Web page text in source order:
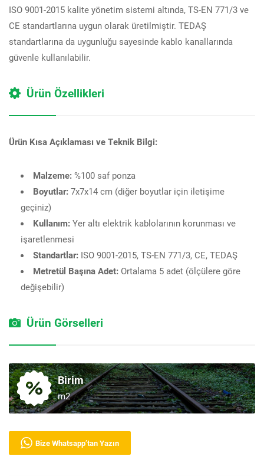
ISO 9001-2015 kalite yönetim sistemi altında, TS-EN 771/3 ve
CE standartlarına uygun olarak üretilmiştir. TEDAŞ
standartlarına da uygunluğu sayesinde kablo kanallarında
güvenle kullanılabilir.
Ürün Özellikleri
Ürün Kısa Açıklaması ve Teknik Bilgi:
Malzeme: %100 saf ponza
Boyutlar: 7x7x14 cm (diğer boyutlar için iletişime
geçiniz)
Kullanım: Yer altı elektrik kablolarının korunması ve
işaretlenmesi
Standartlar: ISO 9001-2015, TS-EN 771/3, CE, TEDAŞ
Metretül Başına Adet: Ortalama 5 adet (ölçülere göre
değişebilir)
Ürün Görselleri
Birim
m2
Bize Whatsapp’tan Yazın